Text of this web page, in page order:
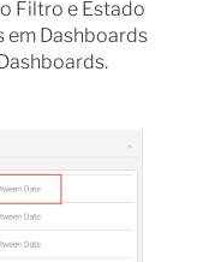
Filtro e Estado
em Dashboards